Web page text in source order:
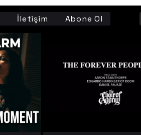
İletişim Abone Ol